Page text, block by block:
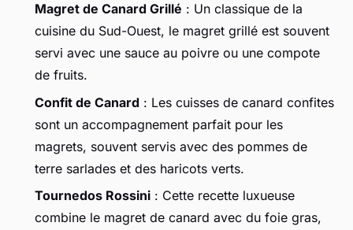
Magret de Canard Grillé : Un classique de la
cuisine du Sud-Ouest, le magret grillé est souvent
servi avec une sauce au poivre ou une compote
de fruits.
Confit de Canard : Les cuisses de canard confites
sont un accompagnement parfait pour les
magrets, souvent servis avec des pommes de
terre sarlades et des haricots verts.
Tournedos Rossini : Cette recette luxueuse
combine le magret de canard avec du foie gras,